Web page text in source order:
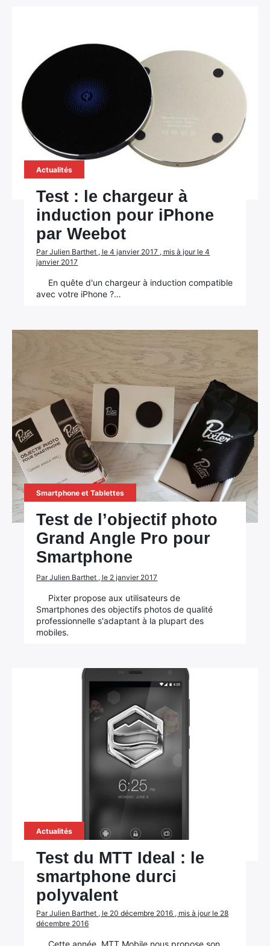
Actualités
Test : le chargeur à
induction pour iPhone
par Weebot
Par Julien Barthet , le 4 janvier 2017 , mis à jour le 4
janvier 2017
En quête d'un chargeur à induction compatible
avec votre iPhone ?…
Smartphone et Tablettes
Test de l’objectif photo
Grand Angle Pro pour
Smartphone
Par Julien Barthet , le 2 janvier 2017
Pixter propose aux utilisateurs de
Smartphones des objectifs photos de qualité
professionnelle s'adaptant à la plupart des
mobiles.
Actualités
Test du MTT Ideal : le
smartphone durci
polyvalent
Par Julien Barthet , le 20 décembre 2016 , mis à jour le 28
décembre 2016
Cette année, MTT Mobile nous propose son